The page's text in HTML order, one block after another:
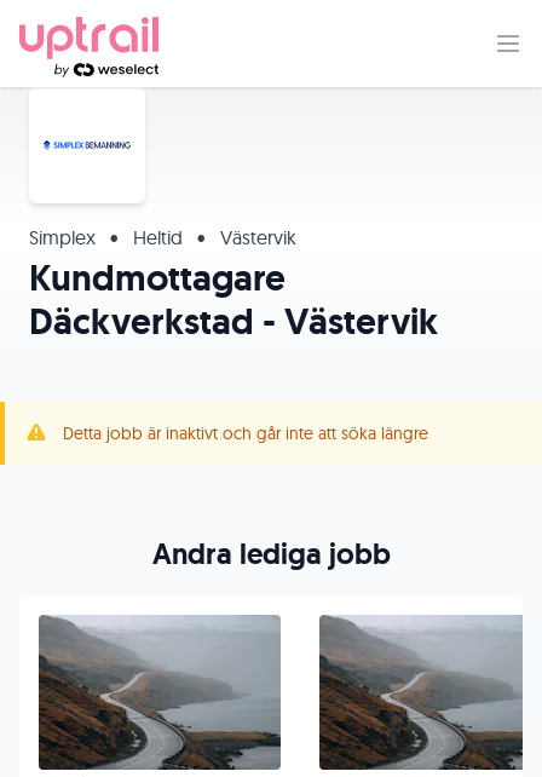
Simplex • Heltid • Västervik
Kundmottagare
Däckverkstad - Västervik
Detta jobb är inaktivt och går inte att söka längre
Andra lediga jobb